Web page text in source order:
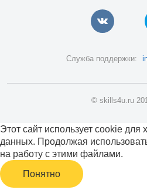
Служба поддержки:
© skills4u.ru
Этот сайт использует cookie для
данных. Продолжая
на работу с этими файлами.
Понятно